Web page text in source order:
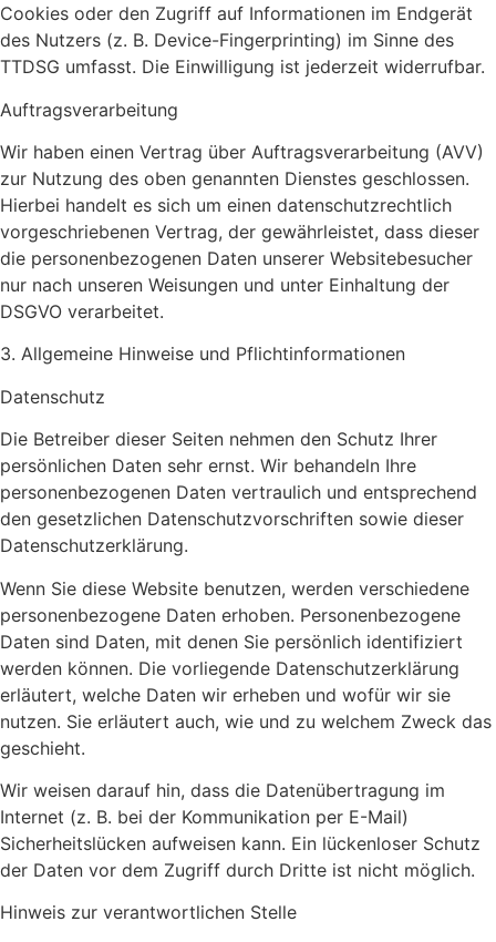
Cookies oder den Zugriff auf Informationen im Endgerät
des Nutzers (z. B. Device-Fingerprinting) im Sinne des
TTDSG umfasst. Die Einwilligung ist jederzeit widerrufbar.
Auftragsverarbeitung
Wir haben einen Vertrag über Auftragsverarbeitung (AVV)
zur Nutzung des oben genannten Dienstes geschlossen.
Hierbei handelt es sich um einen datenschutzrechtlich
vorgeschriebenen Vertrag, der gewährleistet, dass dieser
die personenbezogenen Daten unserer Websitebesucher
nur nach unseren Weisungen und unter Einhaltung der
DSGVO verarbeitet.
3. Allgemeine Hinweise und Pflicht­informationen
Datenschutz
Die Betreiber dieser Seiten nehmen den Schutz Ihrer
persönlichen Daten sehr ernst. Wir behandeln Ihre
personenbezogenen Daten vertraulich und entsprechend
den gesetzlichen Datenschutzvorschriften sowie dieser
Datenschutzerklärung.
Wenn Sie diese Website benutzen, werden verschiedene
personenbezogene Daten erhoben. Personenbezogene
Daten sind Daten, mit denen Sie persönlich identifiziert
werden können. Die vorliegende Datenschutzerklärung
erläutert, welche Daten wir erheben und wofür wir sie
nutzen. Sie erläutert auch, wie und zu welchem Zweck das
geschieht.
Wir weisen darauf hin, dass die Datenübertragung im
Internet (z. B. bei der Kommunikation per E-Mail)
Sicherheitslücken aufweisen kann. Ein lückenloser Schutz
der Daten vor dem Zugriff durch Dritte ist nicht möglich.
Hinweis zur verantwortlichen Stelle